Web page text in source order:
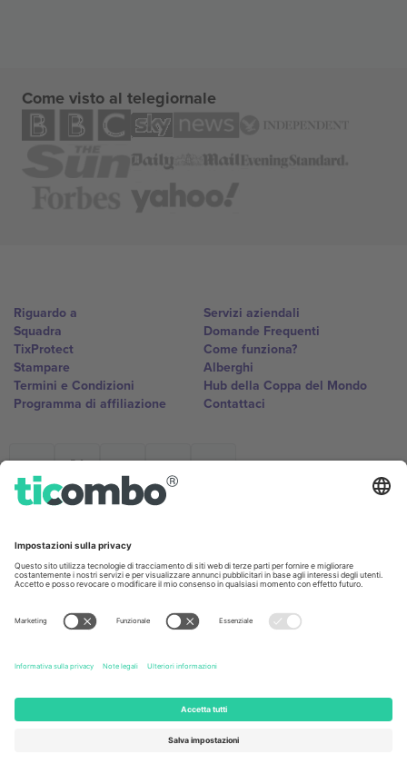
Come visto al telegiornale
Riguardo a
Squadra
TixProtect
Stampare
Termini e Condizioni
Programma di affiliazione
Servizi aziendali
Domande Frequenti
Come funziona?
Alberghi
Hub della Coppa del Mondo
Contattaci
Ticombo Italia
Mimi Balkanska 132, 1540, Sofia,
base alla località, all'evento e/o al dominio. Per i dettagli controlla la
pagina specifica dell'evento, l'impronta e i termini.,
© 2026 Ticombo. Tutti i diritti riservati.